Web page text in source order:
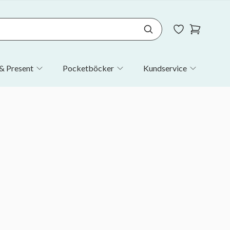
Present Pocketböcker Kundservice